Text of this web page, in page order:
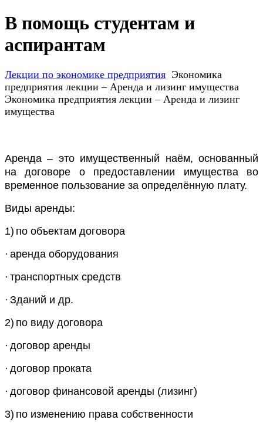
В помощь студентам и
аспирантам
Лекции по экономике предприятия Экономика
предприятия лекции – Аренда и лизинг имущества
Экономика предприятия лекции – Аренда и лизинг
имущества
Аренда – это имущественный наём, основанный
на договоре о предоставлении имущества во
временное пользование за определённую плату.
Виды аренды:
1) по объектам договора
· аренда оборудования
· транспортных средств
· Зданий и др.
2) по виду договора
· договор аренды
· договор проката
· договор финансовой аренды (лизинг)
3) по изменению права собственности